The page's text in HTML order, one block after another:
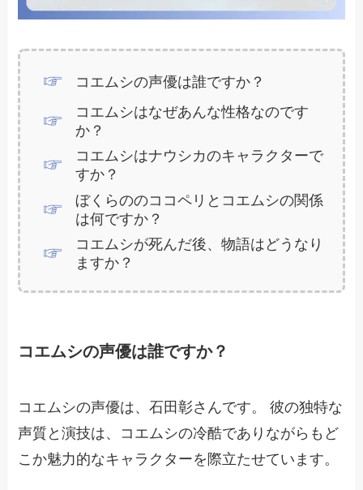
コエムシの声優は誰ですか？
コエムシはなぜあんな性格なのです
か？
コエムシはナウシカのキャラクターで
すか？
ぼくらののココペリとコエムシの関係
は何ですか？
コエムシが死んだ後、物語はどうなり
ますか？
コエムシの声優は誰ですか？
コエムシの声優は、石田彰さんです。 彼の独特な
声質と演技は、コエムシの冷酷でありながらもど
こか魅力的なキャラクターを際立たせています。